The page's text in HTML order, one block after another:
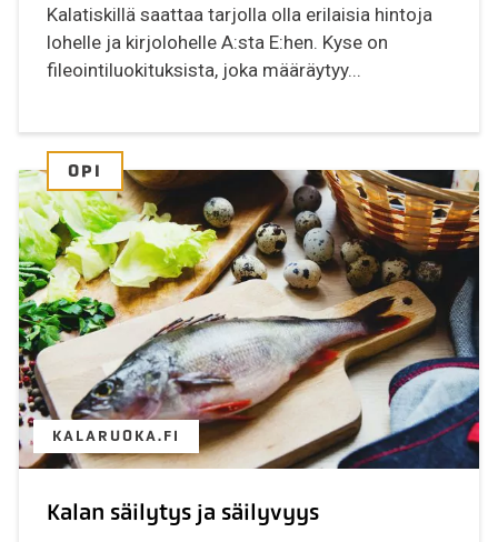
Kalatiskillä saattaa tarjolla olla erilaisia hintoja
lohelle ja kirjolohelle A:sta E:hen. Kyse on
fileointiluokituksista, joka määräytyy...
OPI
KALARUOKA.FI
Kalan säilytys ja säilyvyys